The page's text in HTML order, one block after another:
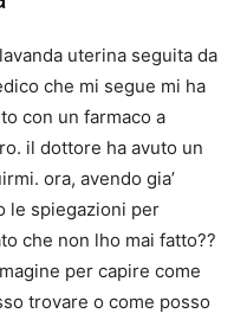
uterina seguita da
che mi segue mi ha
con un farmaco a
il dottore ha avuto un
ora, avendo gia’
le spiegazioni per
che non lho mai fatto??
per capire come
trovare o come posso